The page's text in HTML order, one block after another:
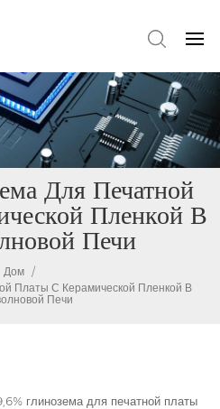
Для Печатной
Пленкой В
Печи
Дом
/
Платы С Керамической Пленкой В
Печи
глинозема для печатной платы